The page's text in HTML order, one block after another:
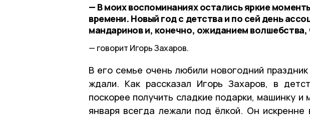
— В моих воспоминаниях остались яркие
времени. Новый год с детства и по сей день
мандаринов и, конечно, ожиданием волшебства,
говорит Игорь Захаров.
В его семье очень любили новогодний
ждали. Как рассказал Игорь Захаров, в
поскорее получить сладкие подарки, машинку и
января всегда лежали под ёлкой. Он искренне